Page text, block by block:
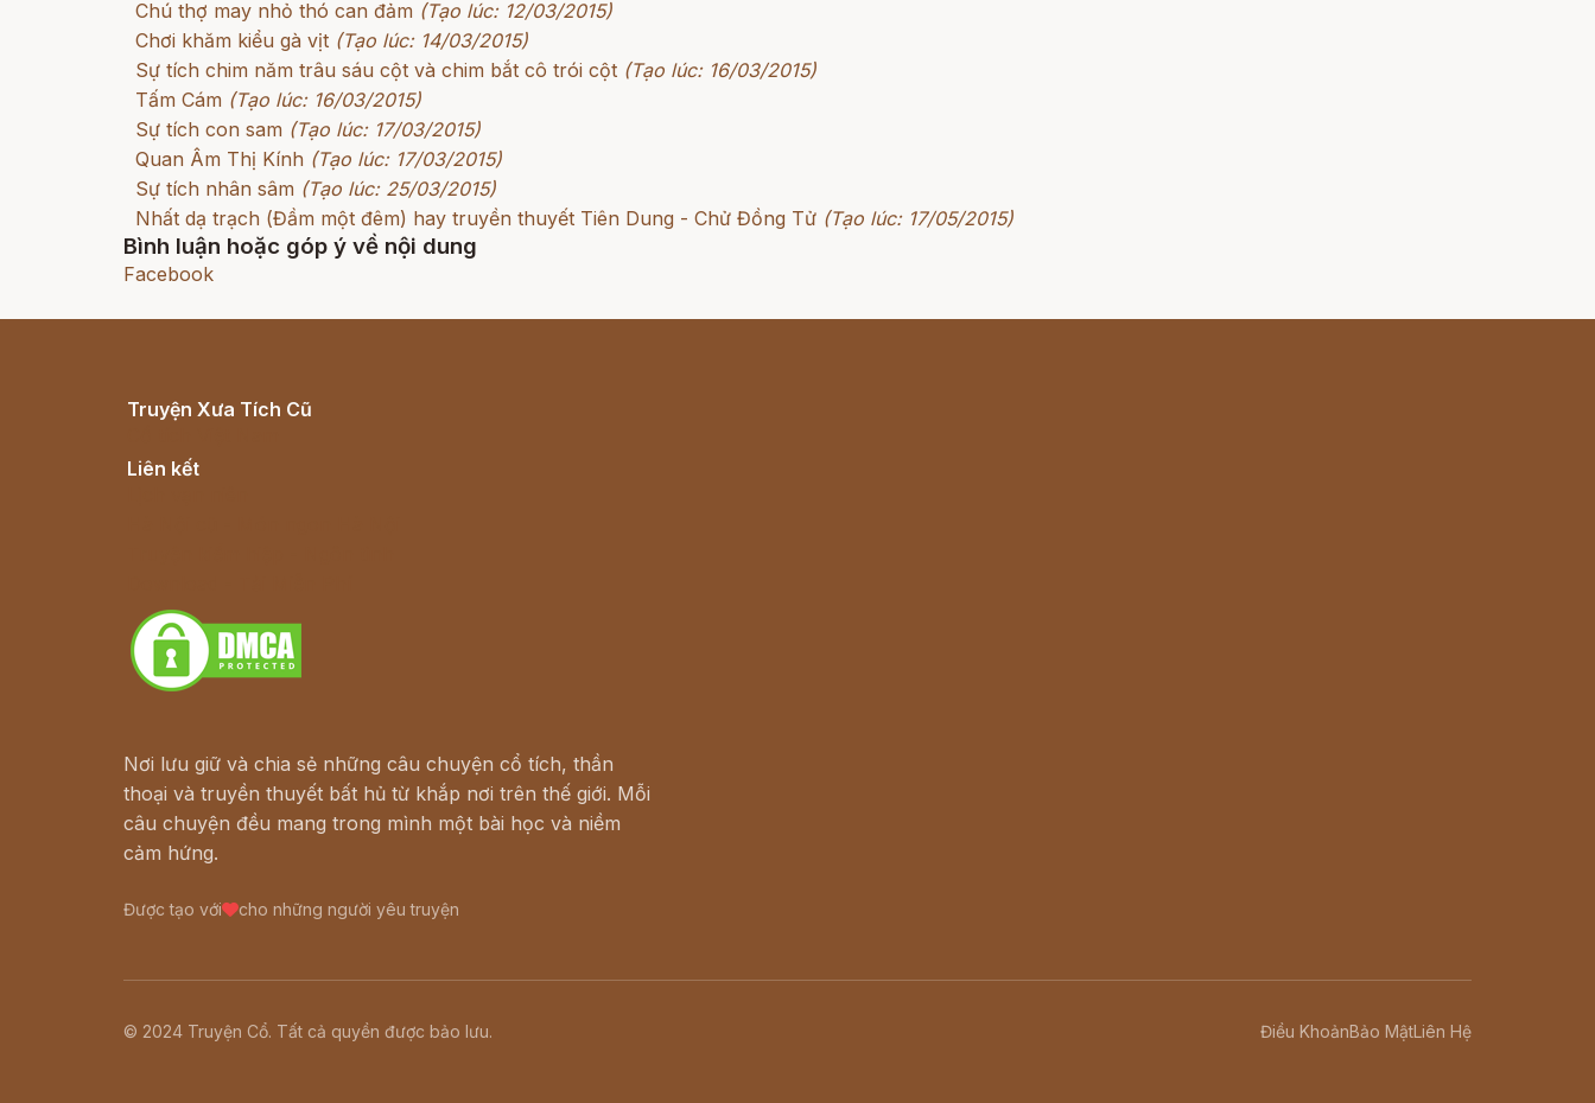
Chú thợ may nhỏ thó can đảm (Tạo lúc: 12/03/2015)
Chơi khăm kiểu gà vịt (Tạo lúc: 14/03/2015)
Sự tích chim năm trâu sáu cột và chim bắt cô trói cột (Tạo lúc: 16/03/2015)
Tấm Cám (Tạo lúc: 16/03/2015)
Sự tích con sam (Tạo lúc: 17/03/2015)
Quan Âm Thị Kính (Tạo lúc: 17/03/2015)
Sự tích nhân sâm (Tạo lúc: 25/03/2015)
Nhất dạ trạch (Đầm một đêm) hay truyền thuyết Tiên Dung - Chử Đồng Tử (Tạo lúc: 17/05/2015)
Bình luận hoặc góp ý về nội dung
Facebook
Truyện Xưa Tích Cũ
Liên kết
Nơi lưu giữ và chia sẻ những câu chuyện cổ tích, thần
thoại và truyền thuyết bất hủ từ khắp nơi trên thế giới. Mỗi
câu chuyện đều mang trong mình một bài học và niềm
cảm hứng.
Được tạo với cho những người yêu truyện
© 2024 Truyện Cổ. Tất cả quyền được bảo lưu. Điều KhoảnBảo MậtLiên Hệ